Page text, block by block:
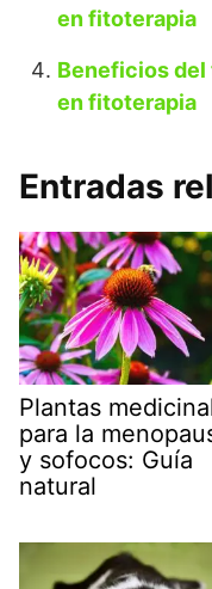
en fitoterapia
Beneficios del
en fitoterapia
Entradas
Plantas
para la
y sofocos: Guía
natural